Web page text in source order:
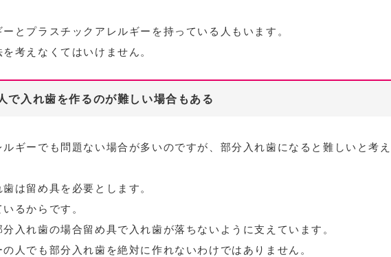
とプラスチックアレルギーを持っている人もいます。
考えなくてはいけません。
で入れ歯を作るのが難しい場合もある
ギーでも問題ない場合が多いのですが、部分入れ歯になると難しいと考え
は留め具を必要とします。
るからです。
入れ歯の場合留め具で入れ歯が落ちないように支えています。
人でも部分入れ歯を絶対に作れないわけではありません。